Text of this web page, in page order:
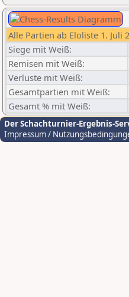
Alle Partien ab Eloliste 1. Juli
Siege mit Weiß:
Remisen mit Weiß:
Verluste mit Weiß:
Gesamtpartien mit Weiß:
Gesamt % mit Weiß:
Der Schachturnier-Ergebnis-
Impressum /